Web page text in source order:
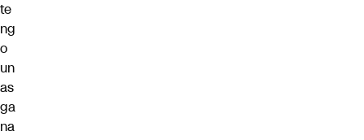
te
ng
o
un
as
ga
na